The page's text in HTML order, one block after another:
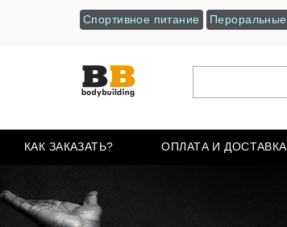
Спортивное питание Пероральные
КАК ЗАКАЗАТЬ? ОПЛАТА И ДОСТАВКА